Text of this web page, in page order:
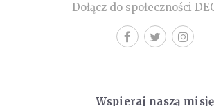
Dołącz do społeczności
Wspieraj naszą misję